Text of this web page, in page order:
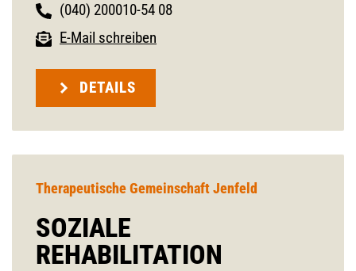
(040) 200010-54 08
E-Mail schreiben
DETAILS
Therapeutische Gemeinschaft Jenfeld
SOZIALE
REHABILITATION